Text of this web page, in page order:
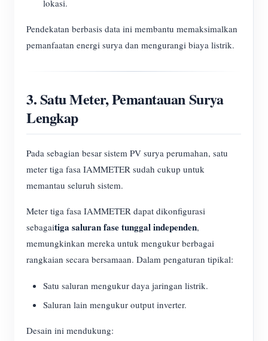
lokasi.
Pendekatan berbasis data ini membantu memaksimalkan
pemanfaatan energi surya dan mengurangi biaya listrik.
3. Satu Meter, Pemantauan Surya
Lengkap
Pada sebagian besar sistem PV surya perumahan, satu
meter tiga fasa IAMMETER sudah cukup untuk
memantau seluruh sistem.
Meter tiga fasa IAMMETER dapat dikonfigurasi
sebagaitiga saluran fase tunggal independen,
memungkinkan mereka untuk mengukur berbagai
rangkaian secara bersamaan. Dalam pengaturan tipikal:
Satu saluran mengukur daya jaringan listrik.
Saluran lain mengukur output inverter.
Desain ini mendukung: